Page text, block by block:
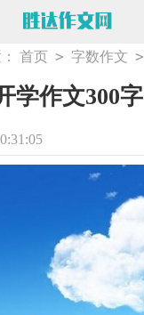
首页 > 字数作文 >
学作文300字